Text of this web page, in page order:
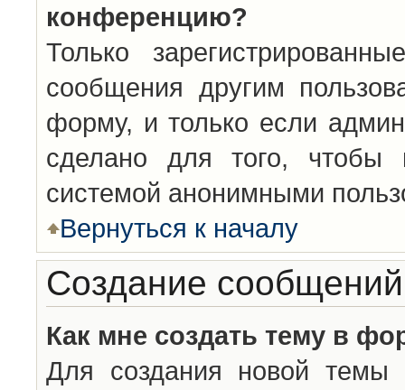
конференцию?
Только
сообщения другим
форму, и только если
сделано для того, чтобы
системой анонимными
Вернуться к началу
Создание сообщений
Как мне создать тему в
Для создания новой темы